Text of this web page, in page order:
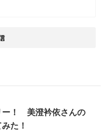
ー！ 美澄衿依さんの
た！